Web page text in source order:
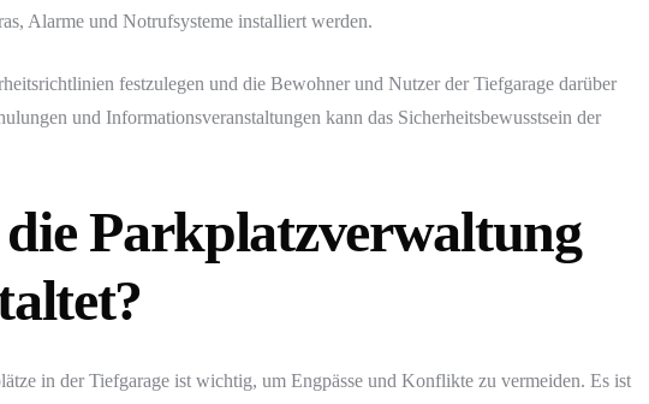
Alarme und Notrufsysteme installiert werden.
festzulegen und die Bewohner und Nutzer der Tiefgarage darüber
und Informationsveranstaltungen kann das Sicherheitsbewusstsein der
Parkplatzverwaltung
in der Tiefgarage ist wichtig, um Engpässe und Konflikte zu vermeiden. Es ist